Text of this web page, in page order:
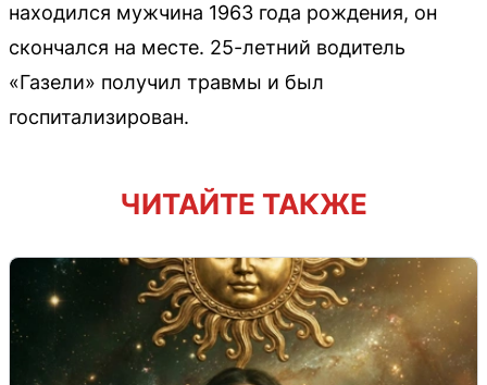
находился мужчина 1963 года рождения, он
скончался на месте. 25-летний водитель
«Газели» получил травмы и был
госпитализирован.
ЧИТАЙТЕ ТАКЖЕ